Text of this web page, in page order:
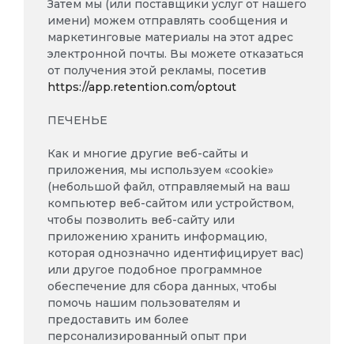
Затем мы (или поставщики услуг от нашего
имени) можем отправлять сообщения и
маркетинговые материалы на этот адрес
электронной почты. Вы можете отказаться
от получения этой рекламы, посетив
https://app.retention.com/optout
ПЕЧЕНЬЕ
Как и многие другие веб-сайты и
приложения, мы используем «cookie»
(небольшой файл, отправляемый на ваш
компьютер веб-сайтом или устройством,
чтобы позволить веб-сайту или
приложению хранить информацию,
которая однозначно идентифицирует вас)
или другое подобное программное
обеспечение для сбора данных, чтобы
помочь нашим пользователям и
предоставить им более
персонализированный опыт при